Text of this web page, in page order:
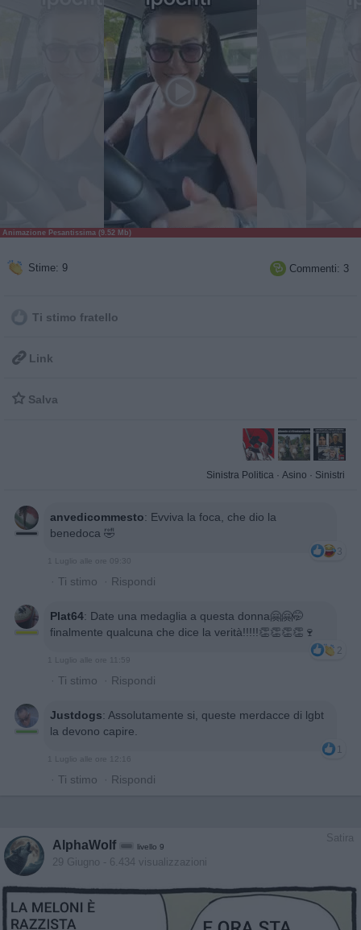
Animazione Pesantissima (9.52 Mb)
Stime: 9  Commenti: 3
Ti stimo fratello
 Link
 Salva
Sinistra Politica · Asino · Sinistri
anvedicommesto: Evviva la foca, che dio la
benedoca 🤣
3
1 Luglio alle ore 09:30
· Ti stimo · Rispondi
Plat64: Date una medaglia a questa donna🤗🤗🤭
finalmente qualcuna che dice la verità!!!!!👏👏👏👏🍷
2
1 Luglio alle ore 11:59
· Ti stimo · Rispondi
Justdogs: Assolutamente si, queste merdacce di lgbt
la devono capire.
1
· Ti stimo · Rispondi
Satira
AlphaWolf livello 9
29 Giugno - 6.434 visualizzazioni